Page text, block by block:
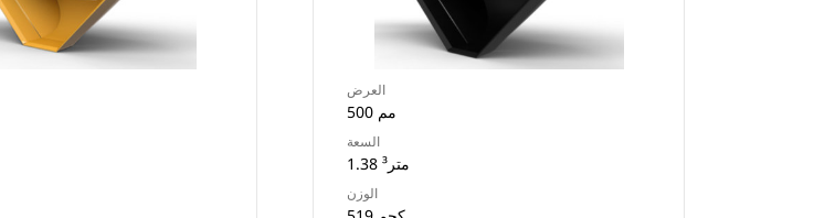
العرض
500 مم
السعة
1.38 متر³
الوزن